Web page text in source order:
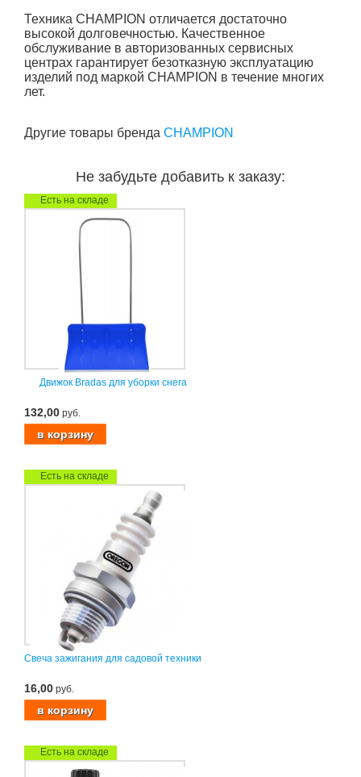
Техника CHAMPION отличается достаточно
высокой долговечностью. Качественное
обслуживание в авторизованных сервисных
центрах гарантирует безотказную эксплуатацию
изделий под маркой CHAMPION в течение многих
лет.
Другие товары бренда CHAMPION
Не забудьте добавить к заказу:
Есть на складе
Движок Bradas для уборки снега
132,00 руб.
Есть на складе
Свеча зажигания для садовой техники
16,00 руб.
Есть на складе